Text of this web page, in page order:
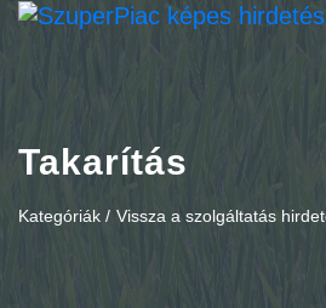
Takarítás
Kategóriák / Vissza a szolgáltatás